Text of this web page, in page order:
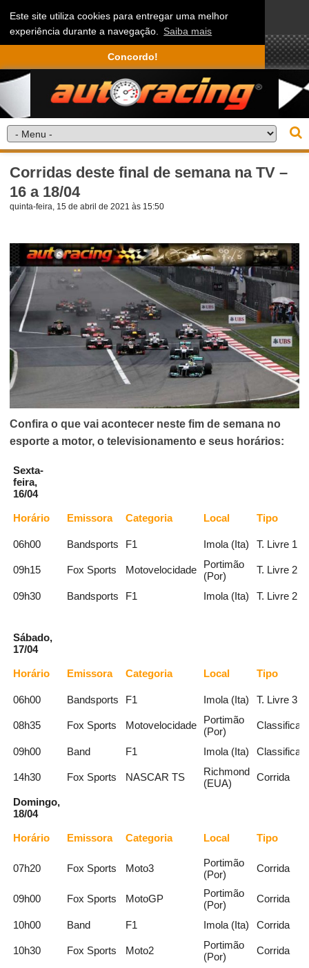
Este site utiliza cookies para entregar uma melhor
experiência durante a navegação. Saiba mais
Concordo!
Corridas deste final de semana na TV –
16 a 18/04
quinta-feira, 15 de abril de 2021 às 15:50
Confira o que vai acontecer neste fim de semana no
esporte a motor, o televisionamento e seus horários:
Sexta-
feira,
16/04
Horário Emissora Categoria Local Tipo
06h00 Bandsports F1 Imola (Ita) T. Livre 1
09h15 Fox Sports Motovelocidade
Portimão
(Por)
T. Livre 2
09h30 Bandsports F1 Imola (Ita) T. Livre 2
Sábado,
17/04
Horário Emissora Categoria Local Tipo
06h00 Bandsports F1 Imola (Ita) T. Livre 3
08h35 Fox Sports Motovelocidade
Portimão
(Por)
09h00 Band F1 Imola (Ita)
14h30 Fox Sports NASCAR TS
Richmond
(EUA)
Corrida
Domingo,
18/04
Horário Emissora Categoria Local Tipo
07h20 Fox Sports Moto3
Portimão
(Por)
Corrida
09h00 Fox Sports MotoGP
Portimão
(Por)
Corrida
10h00 Band F1 Imola (Ita) Corrida
10h30 Fox Sports Moto2
Portimão
(Por)
Corrida